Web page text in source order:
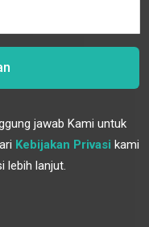
jawab Kami untuk
Kebijakan Privasi kami
lebih lanjut.